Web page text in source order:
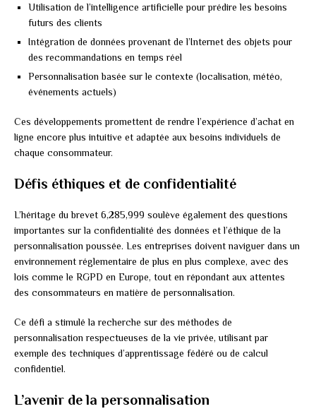
Utilisation de l’intelligence artificielle pour prédire les besoins
futurs des clients
Intégration de données provenant de l’Internet des objets pour
des recommandations en temps réel
Personnalisation basée sur le contexte (localisation, météo,
événements actuels)
Ces développements promettent de rendre l’expérience d’achat en
ligne encore plus intuitive et adaptée aux besoins individuels de
chaque consommateur.
Défis éthiques et de confidentialité
L’héritage du brevet 6,285,999 soulève également des questions
importantes sur la confidentialité des données et l’éthique de la
personnalisation poussée. Les entreprises doivent naviguer dans un
environnement réglementaire de plus en plus complexe, avec des
lois comme le RGPD en Europe, tout en répondant aux attentes
des consommateurs en matière de personnalisation.
Ce défi a stimulé la recherche sur des méthodes de
personnalisation respectueuses de la vie privée, utilisant par
exemple des techniques d’apprentissage fédéré ou de calcul
confidentiel.
L’avenir de la personnalisation